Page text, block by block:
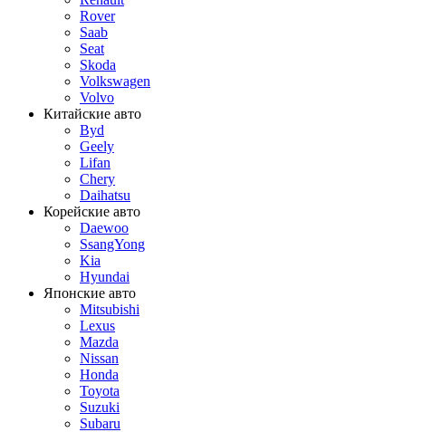
Rover
Saab
Seat
Skoda
Volkswagen
Volvo
Китайские авто
Byd
Geely
Lifan
Chery
Daihatsu
Корейские авто
Daewoo
SsangYong
Kia
Hyundai
Японские авто
Mitsubishi
Lexus
Mazda
Nissan
Honda
Toyota
Suzuki
Subaru